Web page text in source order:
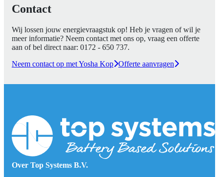
Contact
Wij lossen jouw energievraagstuk op! Heb je vragen of wil je
meer informatie? Neem contact met ons op, vraag een offerte
aan of bel direct naar: 0172 - 650 737.
Neem contact op met Yosha Kop Offerte aanvragen
Over Top Systems B.V.